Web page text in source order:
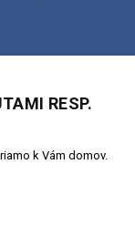
RESP.
k Vám domov.